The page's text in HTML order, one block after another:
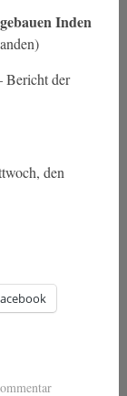
Inden
Bericht der
den